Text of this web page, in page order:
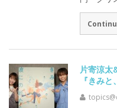
片寄涼太
『きみ